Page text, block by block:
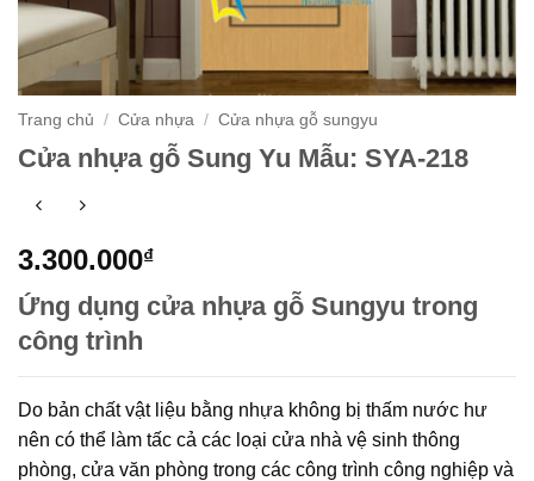
Trang chủ / Cửa nhựa / Cửa nhựa gỗ sungyu
Cửa nhựa gỗ Sung Yu Mẫu: SYA-218
3.300.000₫
Ứng dụng cửa nhựa gỗ Sungyu trong
công trình
Do bản chất vật liệu bằng nhựa không bị thấm nước hư
nên có thể làm tấc cả các loại cửa nhà vệ sinh thông
phòng, cửa văn phòng trong các công trình công nghiệp và